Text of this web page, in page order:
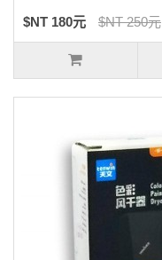
$NT 180元 $NT 250元